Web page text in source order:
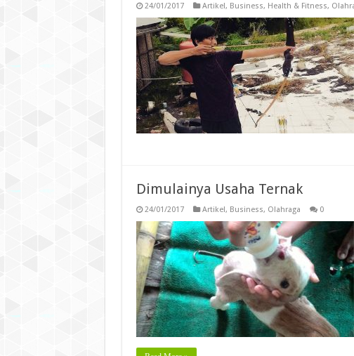
24/01/2017 Artikel, Business, Health & Fitness,
Dimulainya Usaha Ternak
24/01/2017 Artikel, Business, Olahraga 0